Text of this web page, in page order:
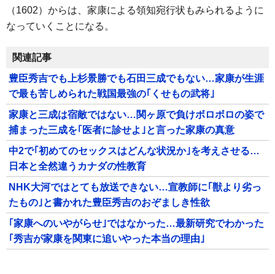
（1602）からは、家康による領知宛行状もみられるように
なっていくことになる。
関連記事
豊臣秀吉でも上杉景勝でも石田三成でもない…家康が生涯
で最も苦しめられた戦国最強の｢くせもの武将｣
家康と三成は宿敵ではない…関ヶ原で負けボロボロの姿で
捕まった三成を｢医者に診せよ｣と言った家康の真意
中2で｢初めてのセックスはどんな状況か｣を考えさせる…
日本と全然違うカナダの性教育
NHK大河ではとても放送できない…宣教師に｢獣より劣っ
たもの｣と書かれた豊臣秀吉のおぞましき性欲
｢家康へのいやがらせ｣ではなかった…最新研究でわかった
｢秀吉が家康を関東に追いやった本当の理由｣